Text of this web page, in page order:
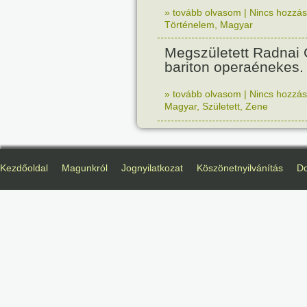
» tovább olvasom | Nincs
Történelem
Magyar
Megszületett Radnai
bariton operaénekes.
» tovább olvasom | Nincs
Magyar, Született Zene
Kezdőoldal Magunkról Jognyilatkozat Köszönetnyilvánítás